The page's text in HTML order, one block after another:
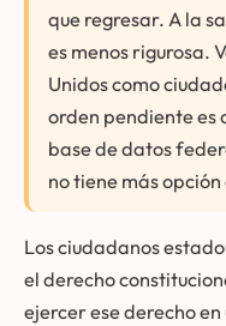
que regresar. A la
es menos rigurosa.
Unidos como
orden pendiente es
base de datos
no tiene más
Los ciudadanos
el derecho
ejercer ese derecho